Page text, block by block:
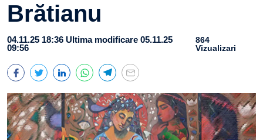
Brătianu
04.11.25 18:36 Ultima modificare 05.11.25
09:56
864
Vizualizari